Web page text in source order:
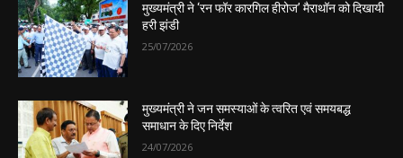
मुख्यमंत्री ने ‘रन फॉर कारगिल हीरोज’ मैराथॉन को दिखायी
हरी झंडी
25/07/2026
मुख्यमंत्री ने जन समस्याओं के त्वरित एवं समयबद्ध
समाधान के दिए निर्देश
24/07/2026